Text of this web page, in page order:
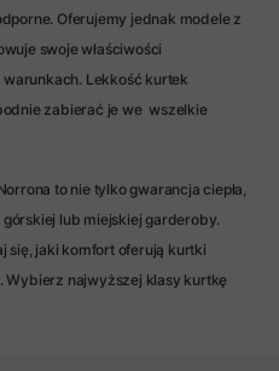
Oferujemy jednak modele z
swoje właściwości
Lekkość kurtek
zabierać je we wszelkie
to nie tylko gwarancja ciepła,
lub miejskiej garderoby.
się, jaki komfort oferują kurtki
Wybierz najwyższej klasy kurtkę